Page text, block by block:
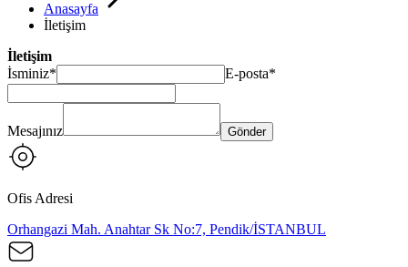
Anasayfa
İletişim
İletişim
İsminiz* E-posta*
Mesajınız Gönder
Ofis Adresi
Orhangazi Mah. Anahtar Sk No:7, Pendik/İSTANBUL